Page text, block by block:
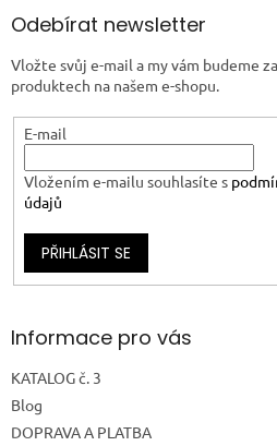
Odebírat newsletter
Vložte svůj e-mail a my vám budeme
produktech na našem e-shopu.
E-mail
Vložením e-mailu souhlasíte s
údajů
PŘIHLÁSIT SE
Informace pro vás
KATALOG č. 3
Blog
DOPRAVA A PLATBA